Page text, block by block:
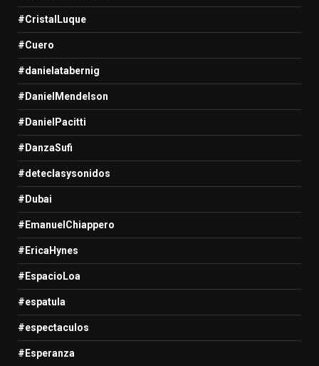
#CristalLuque
#Cuero
#danielatabernig
#DanielMendelson
#DanielPacitti
#DanzaSufi
#deteclasysonidos
#Dubai
#EmanuelChiappero
#EricaHynes
#EspacioLoa
#espatula
#espectaculos
#Esperanza